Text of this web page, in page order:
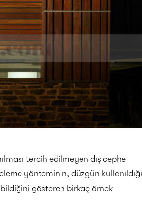
tercih edilmeyen dış cephe
yönteminin, düzgün kullanıldığı
gösteren birkaç örnek